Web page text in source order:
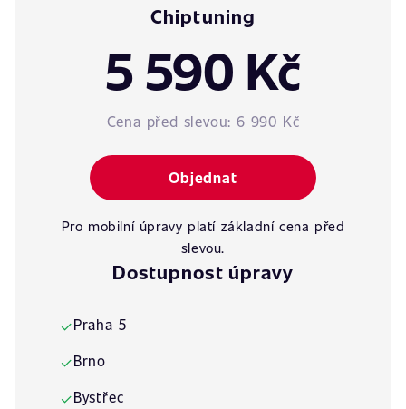
Chiptuning
5 590 Kč
Cena před slevou: 6 990 Kč
Objednat
Pro mobilní úpravy platí základní cena před
slevou.
Dostupnost úpravy
✓Praha 5
✓Brno
✓Bystřec